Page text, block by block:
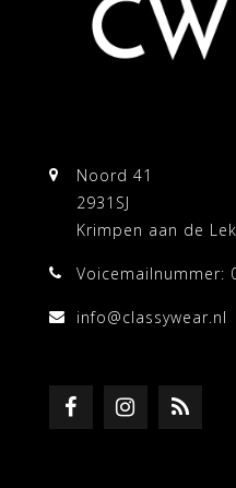
Noord 41
2931SJ
Krimpen aan de Lek
Voicemailnummer:
info@classywear.nl